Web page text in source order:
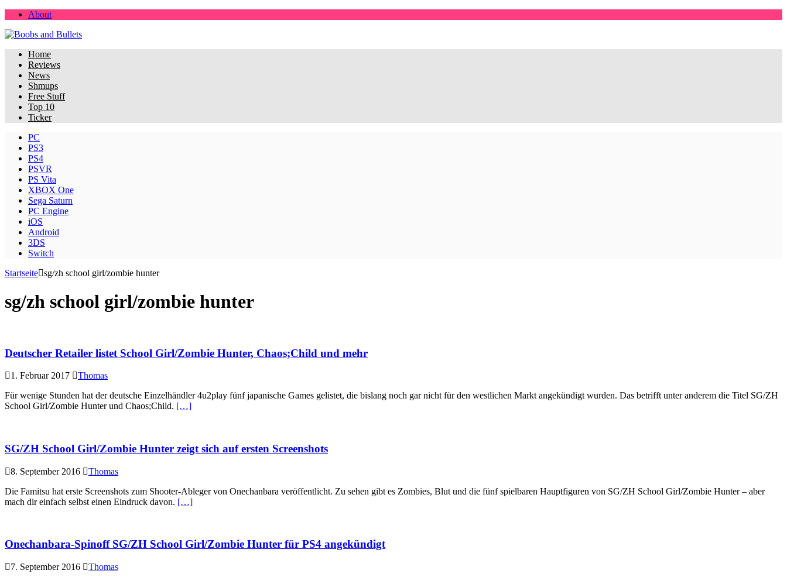
About
Home
Reviews
News
Shmups
Free Stuff
Top 10
Ticker
PC
PS3
PS4
PSVR
PS Vita
XBOX One
Sega Saturn
PC Engine
iOS
Android
3DS
Switch
Startseite sg/zh school girl/zombie hunter
sg/zh school girl/zombie hunter
Deutscher Retailer listet School Girl/Zombie Hunter, Chaos;Child und mehr
1. Februar 2017
Thomas
Für wenige Stunden hat der deutsche Einzelhändler 4u2play fünf japanische Games gelistet, die bislang noch gar nicht für den westlichen Markt angekündigt wurden. Das betrifft unter anderem die Titel SG/ZH
School Girl/Zombie Hunter und Chaos;Child. […]
SG/ZH School Girl/Zombie Hunter zeigt sich auf ersten Screenshots
8. September 2016
Thomas
Die Famitsu hat erste Screenshots zum Shooter-Ableger von Onechanbara veröffentlicht. Zu sehen gibt es Zombies, Blut und die fünf spielbaren Hauptfiguren von SG/ZH School Girl/Zombie Hunter – aber
mach dir einfach selbst einen Eindruck davon. […]
Onechanbara-Spinoff SG/ZH School Girl/Zombie Hunter für PS4 angekündigt
7. September 2016
Thomas